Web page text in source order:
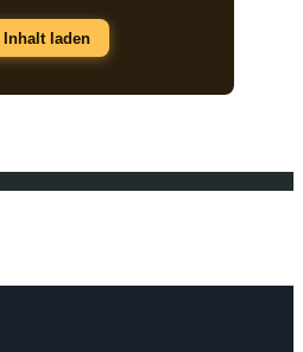
Inhalt laden